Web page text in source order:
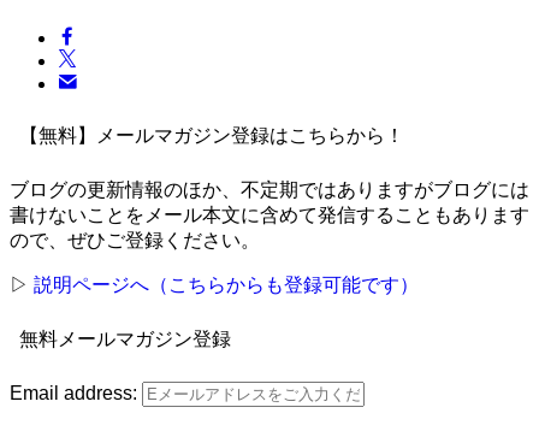
【無料】メールマガジン登録はこちらから！
ブログの更新情報のほか、不定期ではありますがブログには
書けないことをメール本文に含めて発信することもあります
ので、ぜひご登録ください。
▷ 説明ページへ（こちらからも登録可能です）
無料メールマガジン登録
Email address: